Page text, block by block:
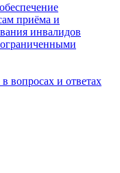
приёма и
инвалидов
вопросах и ответах